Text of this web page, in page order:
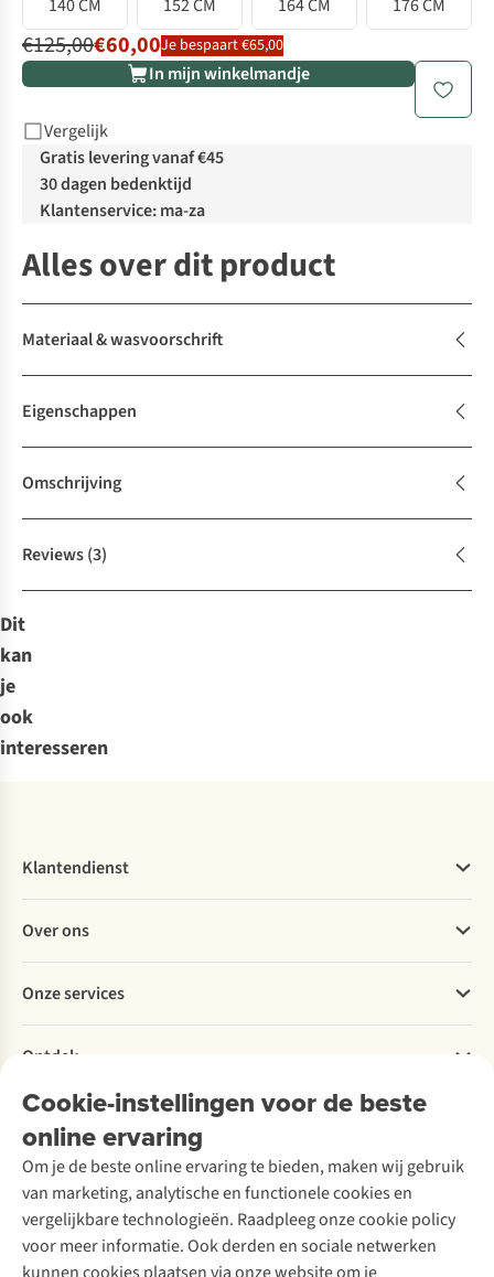
140 CM
152 CM 164 CM 176 CM
€125,00€60,00Je bespaart €65,00
In mijn winkelmandje
Vergelijk
Gratis levering vanaf €45
30 dagen bedenktijd
Klantenservice: ma-za
Alles over dit product
Materiaal & wasvoorschrift
Eigenschappen
Omschrijving
Reviews(3)
Dit
kan
je
ook
interesseren
Cookie-instellingen voor de beste
online ervaring
Om je de beste online ervaring te bieden, maken wij gebruik
van marketing, analytische en functionele cookies en
vergelijkbare technologieën. Raadpleeg onze cookie policy
voor meer informatie. Ook derden en sociale netwerken
Klantendienst
Bestellen
Betalen
Levering
Retourneren
Bestelling herroepen
Garantie
Contact
Over ons
Explore More
Verantwoord ondernemen
Over Ayacucho
Onze winkels
Over A.S.Adventure
Toegankelijkheidsverklaring
Onze services
Ski-onderhoud
Wasservice
Schoenonderhoud
Schoenherstelling
Kledingherstelling
Retouches
Voor bedrijven
Ontdek
A.S.Magazine
Podcast
Explore Academy
Explore Camp
Gear Check
Inspiratie & advies
Meld je aan voor de nieuwsbrief
Follow us